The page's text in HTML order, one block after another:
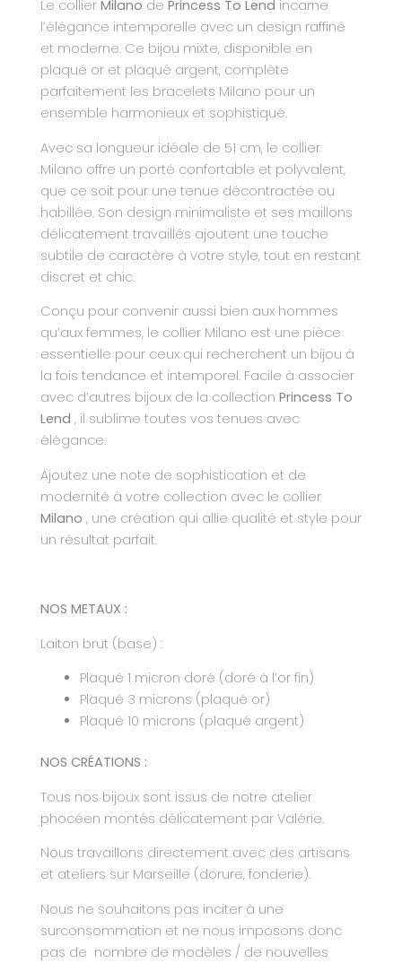
Le collier Milano de Princess To Lend incarne
l’élégance intemporelle avec un design raffiné
et moderne. Ce bijou mixte, disponible en
plaqué or et plaqué argent, complète
parfaitement les bracelets Milano pour un
ensemble harmonieux et sophistiqué.
Avec sa longueur idéale de 51 cm, le collier
Milano offre un porté confortable et polyvalent,
que ce soit pour une tenue décontractée ou
habillée. Son design minimaliste et ses maillons
délicatement travaillés ajoutent une touche
subtile de caractère à votre style, tout en restant
discret et chic.
Conçu pour convenir aussi bien aux hommes
qu’aux femmes, le collier Milano est une pièce
essentielle pour ceux qui recherchent un bijou à
la fois tendance et intemporel. Facile à associer
avec d’autres bijoux de la collection Princess To
Lend , il sublime toutes vos tenues avec
élégance.
Ajoutez une note de sophistication et de
modernité à votre collection avec le collier
Milano , une création qui allie qualité et style pour
un résultat parfait.
NOS METAUX :
Laiton brut (base) :
Plaqué 1 micron doré (doré à l’or fin)
Plaqué 3 microns (plaqué or)
Plaqué 10 microns (plaqué argent)
NOS CRÉATIONS :
Tous nos bijoux sont issus de notre atelier
phocéen montés délicatement par Valérie.
Nous travaillons directement avec des artisans
et ateliers sur Marseille (dorure, fonderie).
Nous ne souhaitons pas inciter à une
surconsommation et ne nous imposons donc
pas de nombre de modèles / de nouvelles